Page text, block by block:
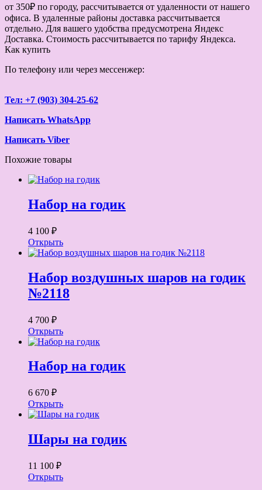
от 350₽ по городу, рассчитывается от удаленности от нашего
офиса. В удаленные районы доставка рассчитывается
отдельно. Для вашего удобства предусмотрена Яндекс
Доставка. Стоимость рассчитывается по тарифу Яндекса.
Как купить
По телефону или через мессенжер:
Тел: +7 (903) 304-25-62
Написать WhatsApp
Написать Viber
Похожие товары
Набор на годик
4 100 ₽
Открыть
Набор воздушных шаров на годик
№2118
4 700 ₽
Открыть
Набор на годик
6 670 ₽
Открыть
Шары на годик
11 100 ₽
Открыть